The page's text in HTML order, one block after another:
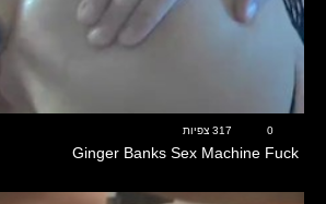
19:01
0 317 צפיות
Ginger Banks Sex Machine Fuck